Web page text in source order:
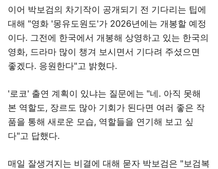
이어 박보검의 차기작이 공개되기 전 기다리는 팁에
대해 "영화 '몽유도원도'가 2026년에는 개봉할 예정
이다. 그전에 한국에서 개봉해 상영하고 있는 한국의
영화, 드라마 많이 챙겨 보시면서 기다려 주셨으면
좋겠다. 응원한다"고 밝혔다.
'로코' 출연 계획이 있냐는 질문에는 "네. 아직 못해
본 역할도, 장르도 많아 기회가 된다면 여러 좋은 작
품을 통해 새로운 모습, 역할들을 연기해 보고 싶
다"고 답했다.
매일 잘생겨지는 비결에 대해 묻자 박보검은 "보검복